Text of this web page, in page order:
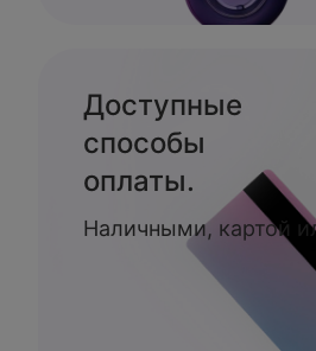
Доступные
способы
оплаты.
Наличными, картой